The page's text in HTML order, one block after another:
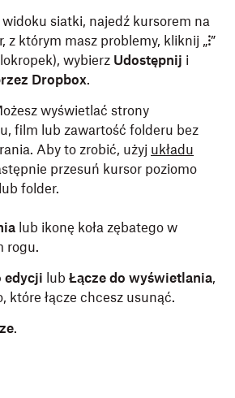
widoku siatki, najedź kursorem na
z którym masz problemy, kliknij „⁝”
wybierz Udostępnij i
Dropbox.
wyświetlać strony
film lub zawartość folderu bez
Aby to zrobić, użyj układu
przesuń kursor poziomo
folder.
lub ikonę koła zębatego w
rogu.
edycji lub Łącze do wyświetlania,
które łącze chcesz usunąć.
.